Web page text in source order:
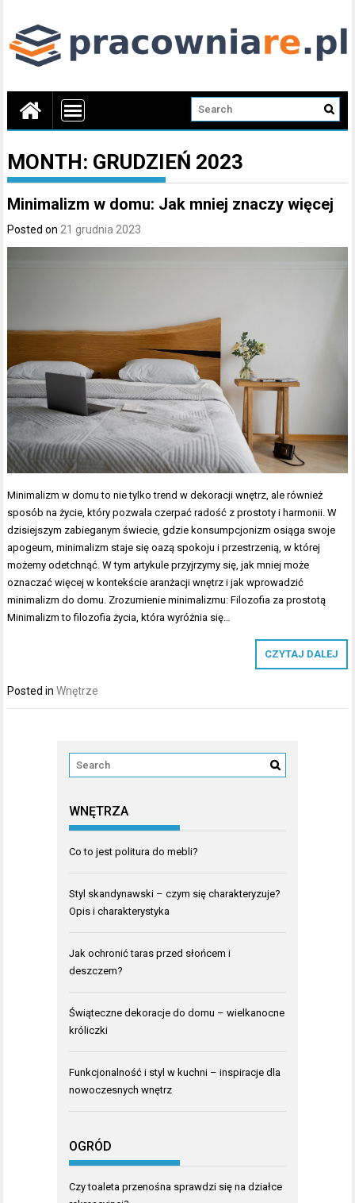
MONTH: GRUDZIEŃ 2023
Minimalizm w domu: Jak mniej znaczy więcej
Posted on 21 grudnia 2023
Minimalizm w domu to nie tylko trend w dekoracji wnętrz, ale również
sposób na życie, który pozwala czerpać radość z prostoty i harmonii. W
dzisiejszym zabieganym świecie, gdzie konsumpcjonizm osiąga swoje
apogeum, minimalizm staje się oazą spokoju i przestrzenią, w której
możemy odetchnąć. W tym artykule przyjrzymy się, jak mniej może
oznaczać więcej w kontekście aranżacji wnętrz i jak wprowadzić
minimalizm do domu. Zrozumienie minimalizmu: Filozofia za prostotą
Minimalizm to filozofia życia, która wyróżnia się…
CZYTAJ DALEJ
Posted inWnętrze
WNĘTRZA
Co to jest politura do mebli?
Styl skandynawski – czym się charakteryzuje?
Opis i charakterystyka
Jak ochronić taras przed słońcem i
deszczem?
Świąteczne dekoracje do domu – wielkanocne
króliczki
Funkcjonalność i styl w kuchni – inspiracje dla
nowoczesnych wnętrz
OGRÓD
Czy toaleta przenośna sprawdzi się na działce